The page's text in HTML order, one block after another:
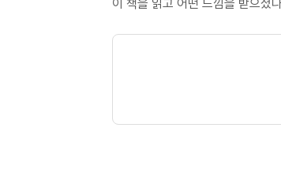
이 책을 읽고 어떤 느낌을 받으셨